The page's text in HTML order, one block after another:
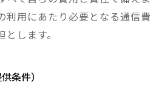
利用にあたり必要となる通信費
します。
条件）